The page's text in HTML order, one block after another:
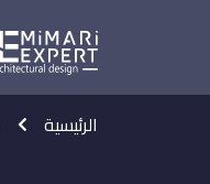
الرئيسية